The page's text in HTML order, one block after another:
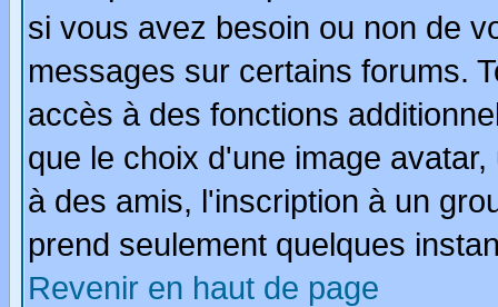
si vous avez besoin ou non de
messages sur certains forums.
accès à des fonctions
que le choix d'une image
à des amis, l'inscription à un
prend seulement quelques
Revenir en haut de page